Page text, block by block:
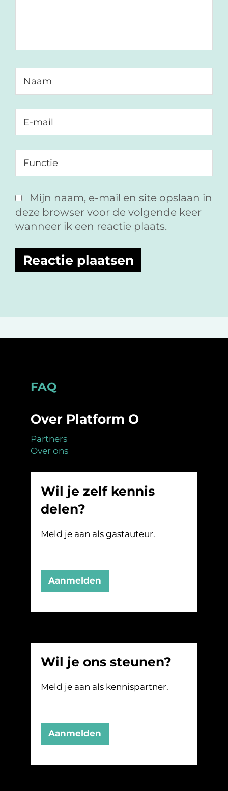
Mijn naam, e-mail en site opslaan in
deze browser voor de volgende keer
wanneer ik een reactie plaats.
Footer
FAQ
Over Platform O
Partners
Over ons
Wil je zelf kennis
delen?
Meld je aan als gastauteur.
Aanmelden
Wil je ons steunen?
Meld je aan als kennispartner.
Aanmelden